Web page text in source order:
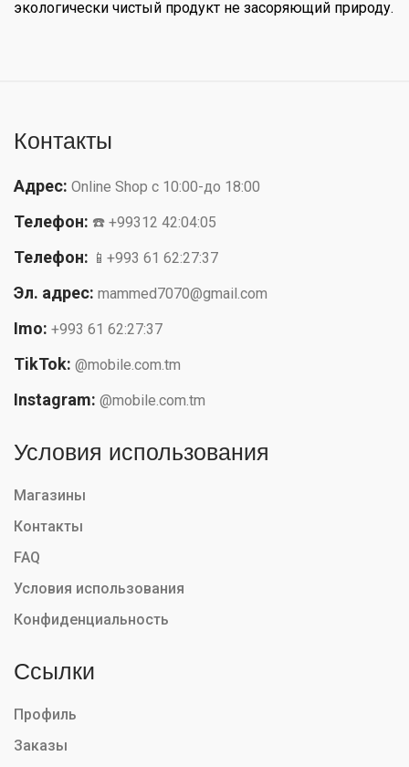
экологически чистый продукт не засоряющий природу.
Контакты
Адрес: Online Shop с 10:00-до 18:00
Телефон: ☎️ +99312 42:04:05
Телефон: 📱+993 61 62:27:37
Эл. адрес: mammed7070@gmail.com
Imo: +993 61 62:27:37
TikTok: @mobile.com.tm
Instagram: @mobile.com.tm
Условия использования
Магазины
Контакты
FAQ
Условия использования
Конфиденциальность
Ссылки
Профиль
Заказы